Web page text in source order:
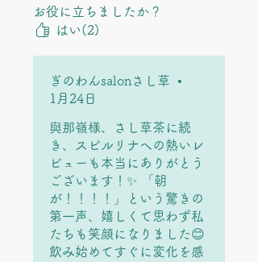
も！！！！！まだ、飲み始め
で、この効果⭐︎今後も楽しみで
す♡
お役に立ちましたか？
はい(2)
ぎのわんsalonさし草
•
1月24日
與那嶺様、さし草茶に続
き、スピルリナへの熱いレ
ビューも本当にありがとう
ございます！✨ 「朝
が！！！！」という驚きの
第一声、嬉しくて思わず私
たちも笑顔になりました😊
飲み始めてすぐに変化を感